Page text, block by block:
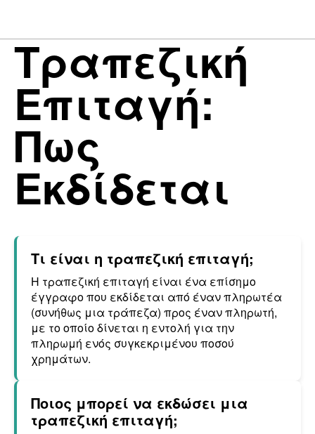
Τραπεζική
Επιταγή:
Πως
Εκδίδεται
Τι είναι η τραπεζική επιταγή;
Η τραπεζική επιταγή είναι ένα επίσημο
έγγραφο που εκδίδεται από έναν πληρωτέα
(συνήθως μια τράπεζα) προς έναν πληρωτή,
με το οποίο δίνεται η εντολή για την
πληρωμή ενός συγκεκριμένου ποσού
χρημάτων.
Ποιος μπορεί να εκδώσει μια
τραπεζική επιταγή;